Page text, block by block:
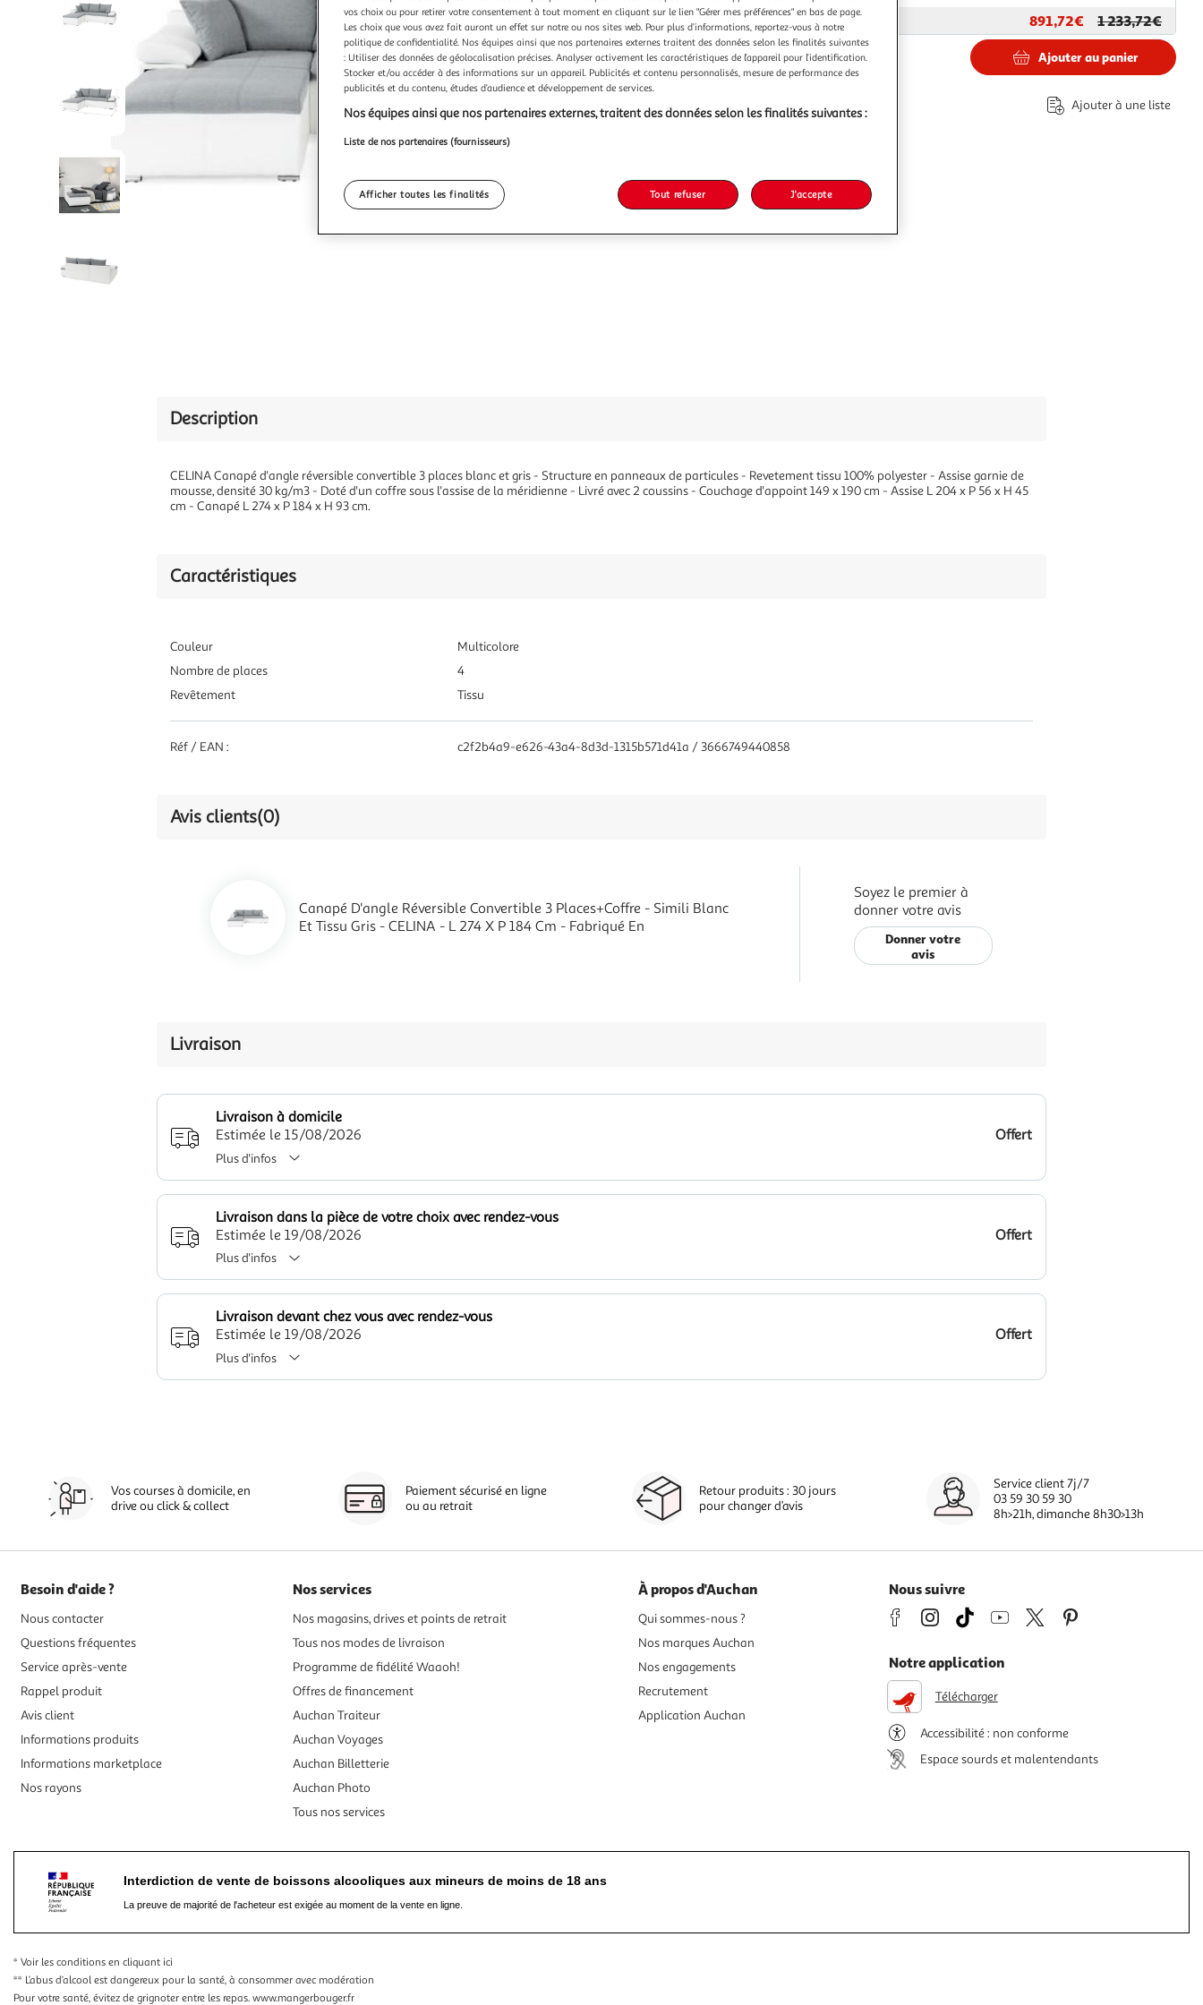
Vendu par M25 891,72€
1 233,72€
-28 %
1 233,72€
dont 27,00€ d'éco-part.
Ajouter au panier
Ajouter à une liste
Description
CELINA Canapé d'angle réversible convertible 3 places blanc et gris - Structure en panneaux de particules - Revetement tissu 100% polyester - Assise garnie de
mousse, densité 30 kg/m3 - Doté d'un coffre sous l'assise de la méridienne - Livré avec 2 coussins - Couchage d'appoint 149 x 190 cm - Assise L 204 x P 56 x H 45
cm - Canapé L 274 x P 184 x H 93 cm.
Caractéristiques
Couleur
Multicolore
Nombre de places
4
Revêtement
Tissu
Réf / EAN : c2f2b4a9-e626-43a4-8d3d-1315b571d41a / 3666749440858
Avis clients(0)
Canapé D'angle Réversible Convertible 3 Places+Coffre - Simili Blanc
Et Tissu Gris - CELINA - L 274 X P 184 Cm - Fabriqué En
Soyez le premier à
donner votre avis
Donner votre
avis
Livraison
Livraison à domicile
Estimée le 15/08/2026
Offert
Plus d'infos
Livraison dans la pièce de votre choix avec rendez-vous
Estimée le 19/08/2026
Offert
Plus d'infos
Livraison devant chez vous avec rendez-vous
Estimée le 19/08/2026
Offert
Plus d'infos
Vos courses à domicile, en
drive ou click & collect
Paiement sécurisé en ligne
ou au retrait
Retour produits : 30 jours
pour changer d’avis
Service client 7j/7
03 59 30 59 30
8h>21h, dimanche 8h30>13h
Besoin d'aide ?
Nous contacter
Questions fréquentes
Service après-vente
Rappel produit
Avis client
Informations produits
Informations marketplace
Nos rayons
Nos services
Nos magasins, drives et points de retrait
Tous nos modes de livraison
Programme de fidélité Waaoh!
Offres de financement
Auchan Traiteur
Auchan Voyages
Auchan Billetterie
Auchan Photo
Tous nos services
À propos d'Auchan
Qui sommes-nous ?
Nos marques Auchan
Nos engagements
Recrutement
Application Auchan
Nous suivre
Notre application
Télécharger
Accessibilité : non conforme
Espace sourds et malentendants
Interdiction de vente de boissons alcooliques aux mineurs de moins de 18 ans
La preuve de majorité de l'acheteur est exigée au moment de la vente en ligne.
* Voir les conditions en cliquant ici
** L’abus d’alcool est dangereux pour la santé, à consommer avec modération
Pour votre santé, évitez de grignoter entre les repas. www.mangerbouger.fr
vos choix ou pour retirer votre consentement à tout moment en cliquant sur le lien "Gérer mes préférences" en bas de page.
Les choix que vous avez fait auront un effet sur notre ou nos sites web. Pour plus d’informations, reportez-vous à notre
politique de confidentialité. Nos équipes ainsi que nos partenaires externes traitent des données selon les finalités suivantes
: Utiliser des données de géolocalisation précises. Analyser activement les caractéristiques de l’appareil pour l’identification.
Stocker et/ou accéder à des informations sur un appareil. Publicités et contenu personnalisés, mesure de performance des
publicités et du contenu, études d’audience et développement de services.
Nos équipes ainsi que nos partenaires externes, traitent des données selon les finalités suivantes :
Liste de nos partenaires (fournisseurs)
Afficher toutes les finalités Tout refuser J'accepte